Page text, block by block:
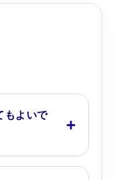
もよいで